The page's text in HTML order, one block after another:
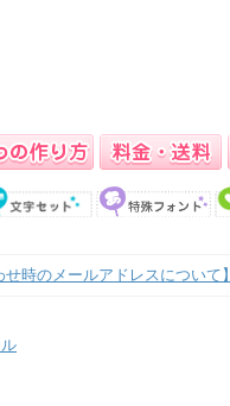
時のメールアドレスについて】